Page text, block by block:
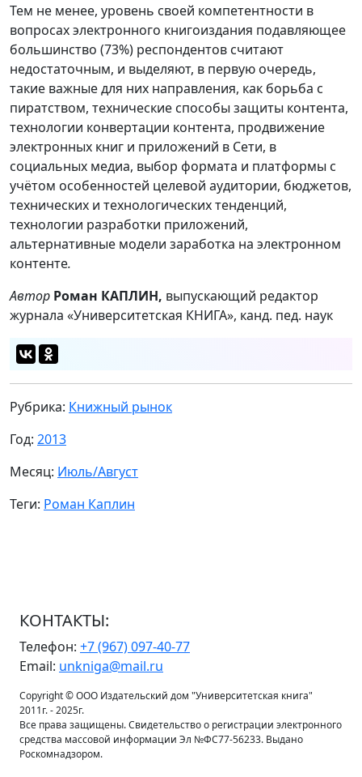
Тем не менее, уровень своей компетентности в
вопросах электронного книгоиздания подавляющее
большинство (73%) респондентов считают
недостаточным, и выделяют, в первую очередь,
такие важные для них направления, как борьба с
пиратством, технические способы защиты контента,
технологии конвертации контента, продвижение
электронных книг и приложений в Сети, в
социальных медиа, выбор формата и платформы с
учётом особенностей целевой аудитории, бюджетов,
технических и технологических тенденций,
технологии разработки приложений,
альтернативные модели заработка на электронном
контенте.
Автор Роман КАПЛИН, выпускающий редактор
журнала «Университетская КНИГА», канд. пед. наук
Рубрика: Книжный рынок
Год: 2013
Месяц: Июль/Август
Теги: Роман Каплин
КОНТАКТЫ:
Телефон: +7 (967) 097-40-77
Email: unkniga@mail.ru
Copyright © ООО Издательский дом "Университетская книга"
2011г. - 2025г.
Все права защищены. Свидетельство о регистрации электронного
средства массовой информации Эл №ФС77-56233. Выдано
Роскомнадзором.